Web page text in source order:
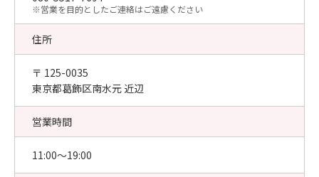
​※営業を目的としたご連絡はご遠慮ください
住所
〒 125-0035
東京都葛飾区南水元 近辺
営業時間
11:00〜19:00